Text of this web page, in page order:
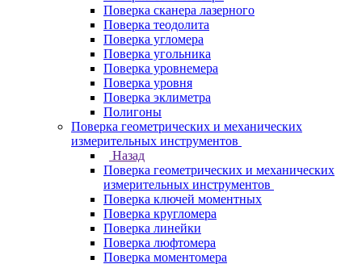
Поверка сканера лазерного
Поверка теодолита
Поверка угломера
Поверка угольника
Поверка уровнемера
Поверка уровня
Поверка эклиметра
Полигоны
Поверка геометрических и механических
измерительных инструментов
Назад
Поверка геометрических и механических
измерительных инструментов
Поверка ключей моментных
Поверка кругломера
Поверка линейки
Поверка люфтомера
Поверка моментомера